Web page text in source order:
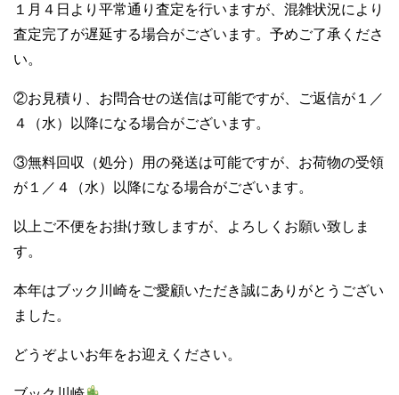
１月４日より平常通り査定を行いますが、混雑状況により
査定完了が遅延する場合がございます。予めご了承くださ
い。
②お見積り、お問合せの送信は可能ですが、ご返信が１／
４（水）以降になる場合がございます。
③無料回収（処分）用の発送は可能ですが、お荷物の受領
が１／４（水）以降になる場合がございます。
以上ご不便をお掛け致しますが、よろしくお願い致しま
す。
本年はブック川崎をご愛顧いただき誠にありがとうござい
ました。
どうぞよいお年をお迎えください。